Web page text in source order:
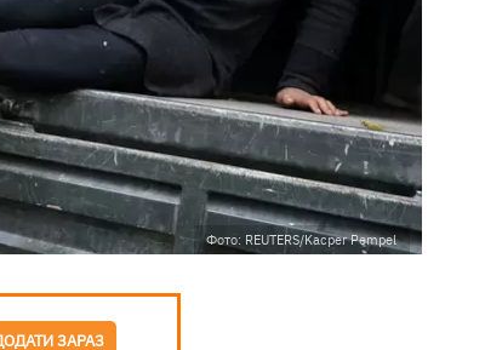
Фото: REUTERS/Kacper Pempel
ЗАРАЗ